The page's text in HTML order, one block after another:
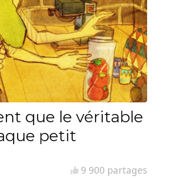
que le véritable
petit
9 900 partages